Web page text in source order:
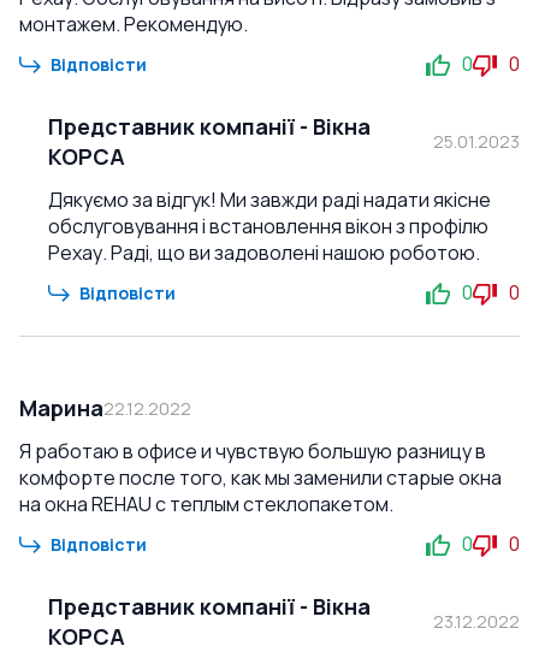
монтажем. Рекомендую.
Відповісти 0 0
Представник компанії - Вікна
КОРСА
25.01.2023
Дякуємо за відгук! Ми завжди раді надати якісне
обслуговування і встановлення вікон з профілю
Рехау. Раді, що ви задоволені нашою роботою.
Відповісти 0 0
Марина22.12.2022
Я работаю в офисе и чувствую большую разницу в
комфорте после того, как мы заменили старые окна
на окна REHAU с теплым стеклопакетом.
Відповісти 0 0
Представник компанії - Вікна
КОРСА
23.12.2022